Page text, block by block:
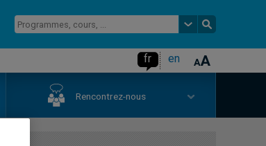
fr en
Rencontrez-nous